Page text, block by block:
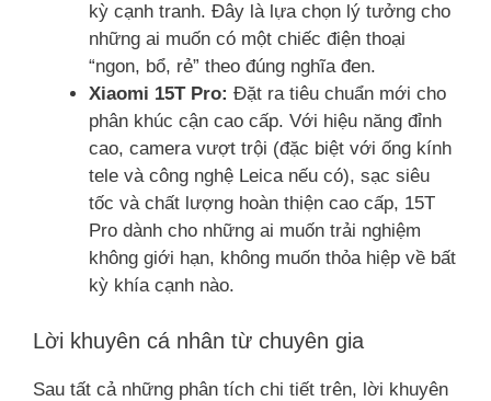
kỳ cạnh tranh. Đây là lựa chọn lý tưởng cho
những ai muốn có một chiếc điện thoại
“ngon, bổ, rẻ” theo đúng nghĩa đen.
Xiaomi 15T Pro: Đặt ra tiêu chuẩn mới cho
phân khúc cận cao cấp. Với hiệu năng đỉnh
cao, camera vượt trội (đặc biệt với ống kính
tele và công nghệ Leica nếu có), sạc siêu
tốc và chất lượng hoàn thiện cao cấp, 15T
Pro dành cho những ai muốn trải nghiệm
không giới hạn, không muốn thỏa hiệp về bất
kỳ khía cạnh nào.
Lời khuyên cá nhân từ chuyên gia
Sau tất cả những phân tích chi tiết trên, lời khuyên